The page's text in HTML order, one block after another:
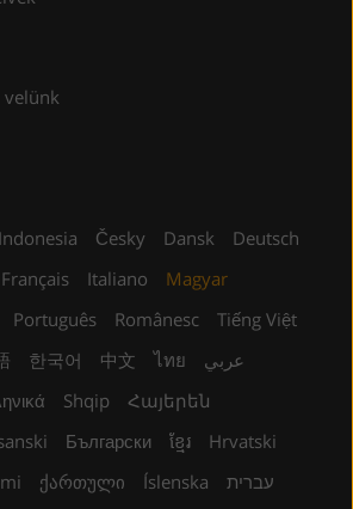
velünk
Česky Dansk
Deutsch
Français Italiano
Magyar
Português Românesc
Tiếng Việt
한국어 中文 ไทย
عربي
Shqip
Հայերեն
Български ខ្មែរ
Hrvatski
ქართული Íslenska עברית